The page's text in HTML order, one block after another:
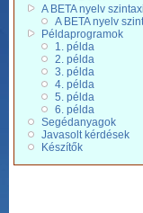
A BETA nyelv
A BETA nyelv
Példaprogramok
1. példa
2. példa
3. példa
4. példa
5. példa
6. példa
Segédanyagok
Javasolt kérdések
Készítők